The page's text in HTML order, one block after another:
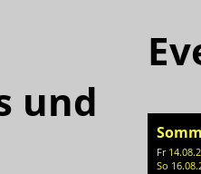
und
Fr
So